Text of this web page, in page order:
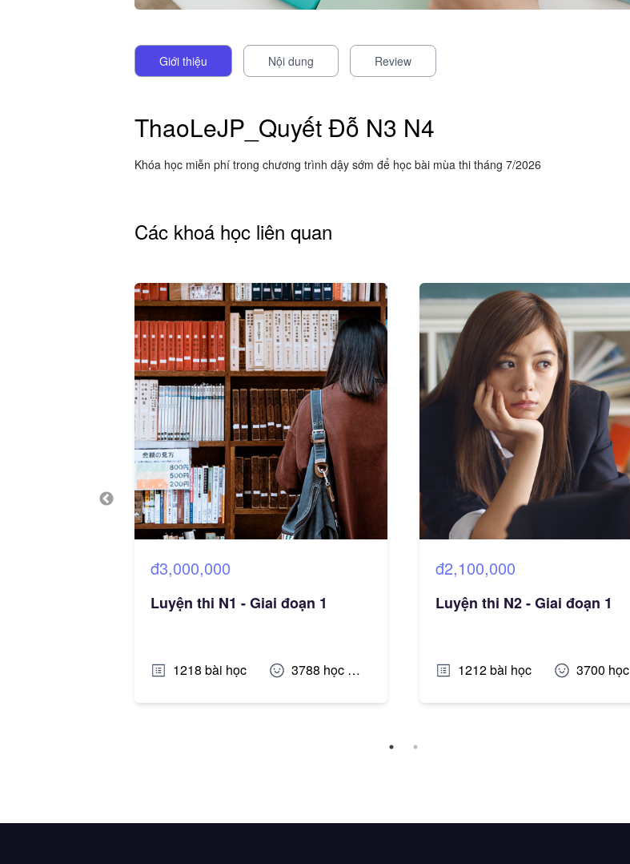
Giới thiệu Nội dung Review
ThaoLeJP_Quyết Đỗ N3 N4
Khóa học miễn phí trong chương trình dậy sớm để học bài mùa thi tháng 7/2026
Các khoá học liên quan
đ3,000,000
Luyện thi N1 - Giai đoạn 1
1218 bài học 3788 học viên
đ2,100,000
Luyện thi N2 - Giai đoạn 1
1212bài học 3700 học viên